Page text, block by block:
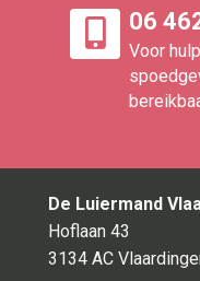
06
Voor
De Luiermand
Hoflaan 43
3134 AC